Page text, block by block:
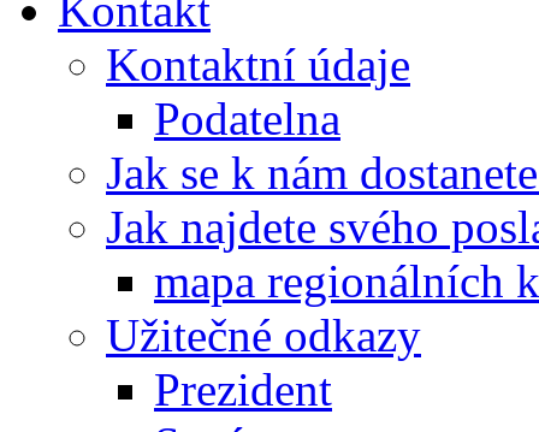
Kontaktní údaje
Podatelna
Jak se k nám
Jak najdete svého
mapa regionálních
Užitečné odkazy
Prezident